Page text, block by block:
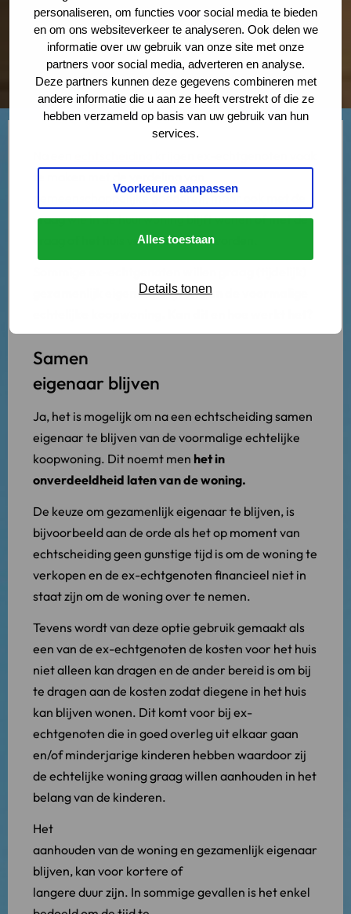
personaliseren, om functies voor social media te bieden
en om ons websiteverkeer te analyseren. Ook delen we
informatie over uw gebruik van onze site met onze
partners voor social media, adverteren en analyse.
Deze partners kunnen deze gegevens combineren met
andere informatie die u aan ze heeft verstrekt of die ze
hebben verzameld op basis van uw gebruik van hun
services.
Voorkeuren aanpassen
Alles toestaan
Details tonen
gemeenschappelijke goederen, maar ook met de
vraagwie in de huurwoning blijft wonenof met de
vraag of het huis verkocht moet worden.
gezamenlijk eigenaar blijven van de voormalige
Samen
eigenaar blijven
Ja, het is mogelijk om na een echtscheiding samen
eigenaar te blijven van de voormalige echtelijke
koopwoning. Dit noemt men het in
onverdeeldheid laten van de woning.
De keuze om gezamenlijk eigenaar te blijven, is
bijvoorbeeld aan de orde als het op moment van
echtscheiding geen gunstige tijd is om de woning te
verkopen en de ex-echtgenoten financieel niet in
staat zijn om de woning over te nemen.
Tevens wordt van deze optie gebruik gemaakt als
een van de ex-echtgenoten de kosten voor het huis
niet alleen kan dragen en de ander bereid is om bij
te dragen aan de kosten zodat diegene in het huis
kan blijven wonen. Dit komt voor bij ex-
echtgenoten die in goed overleg uit elkaar gaan
en/of minderjarige kinderen hebben waardoor zij
de echtelijke woning graag willen aanhouden in het
belang van de kinderen.
Het
aanhouden van de woning en gezamenlijk eigenaar
blijven, kan voor kortere of
langere duur zijn. In sommige gevallen is het enkel